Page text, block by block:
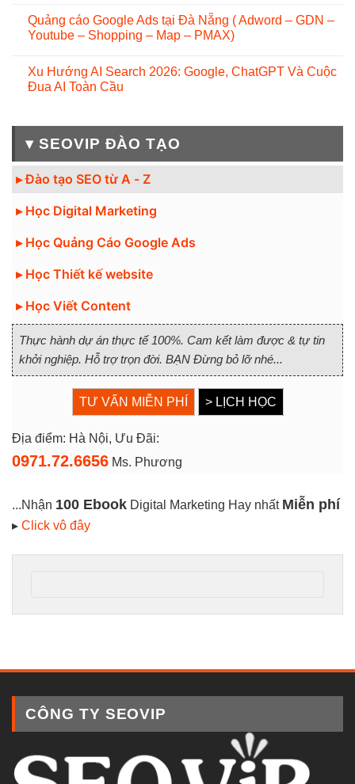
Quảng cáo Google Ads tại Đà Nẵng ( Adword – GDN –
Youtube – Shopping – Map – PMAX)
Xu Hướng AI Search 2026: Google, ChatGPT Và Cuộc
Đua AI Toàn Cầu
▾ SEOVIP ĐÀO TẠO
▸ Đào tạo SEO từ A - Z
▸ Học Digital Marketing
▸ Học Quảng Cáo Google Ads
▸ Học Thiết kế website
▸ Học Viết Content
Thực hành dự án thực tế 100%. Cam kết làm được & tự tin
khởi nghiệp. Hỗ trợ trọn đời. BẠN Đừng bỏ lỡ nhé...
TƯ VẤN MIỄN PHÍ > LỊCH HỌC
Địa điểm: Hà Nội, Ưu Đãi:
0971.72.6656 Ms. Phương
...Nhận 100 Ebook Digital Marketing Hay nhất Miễn phí
▸ Click vô đây
CÔNG TY SEOVIP